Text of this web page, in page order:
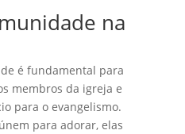
na
é fundamental para
membros da igreja e
para o evangelismo.
para adorar, elas